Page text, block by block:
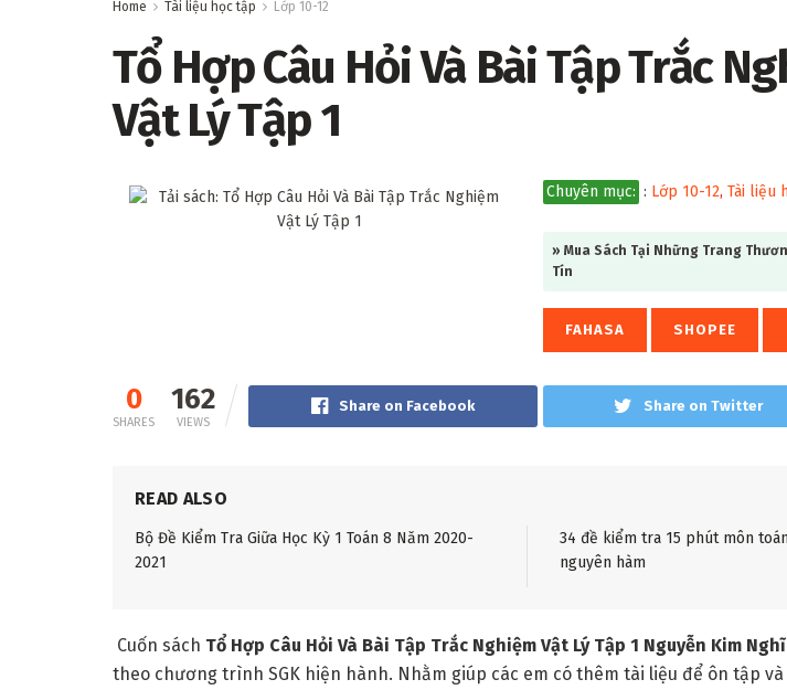
Home Tài liệu học tập Lớp 10-12
Tổ Hợp Câu Hỏi Và Bài Tập Trắc
Vật Lý Tập 1
Chuyên mục: : Lớp 10-12, Tài liệu
» Mua Sách Tại Những Trang
Tín
FAHASA SHOPEE
0
SHARES
162
VIEWS
Share on Facebook Share on Twitter
READ ALSO
Bộ Đề Kiểm Tra Giữa Học Kỳ 1 Toán 8 Năm 2020-
2021
34 đề kiểm tra 15 phút môn
nguyên hàm
Cuốn sách Tổ Hợp Câu Hỏi Và Bài Tập Trắc Nghiệm Vật Lý Tập 1 Nguyễn Kim
theo chương trình SGK hiện hành. Nhằm giúp các em có thêm tài liệu để ôn tập